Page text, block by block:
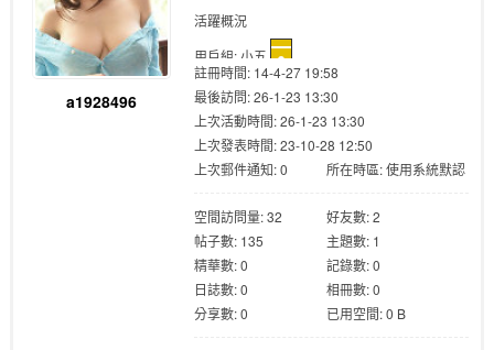
a1928496
活躍概況
用戶組: 小五
註冊時間: 14-4-27 19:58
最後訪問: 26-1-23 13:30
上次活動時間: 26-1-23 13:30
上次發表時間: 23-10-28 12:50
上次郵件通知: 0
所在時區: 使用系統默認
空間訪問量: 32
好友數: 2
帖子數: 135
主題數: 1
精華數: 0
記錄數: 0
日誌數: 0
相冊數: 0
分享數: 0
已用空間: 0 B